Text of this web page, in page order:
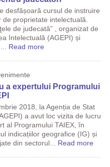
desfășoară cursul de instruire
proprietate intelectuală.
de judecată” , organizat de
Intelectuală (AGEPI) și
Read more
a expertului Programului
2018, la Agenția de Stat
a avut loc vizita de lucru
al Programului TAIEX, în
indicațiilor geografice (IG) și
din sectorul... Read more